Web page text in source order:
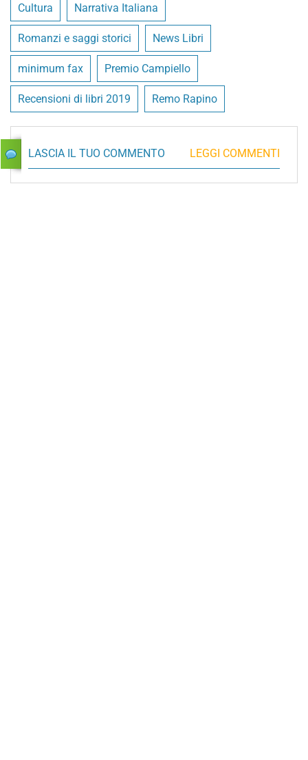
Cultura Narrativa Italiana
Romanzi e saggi storici News Libri
minimum fax Premio Campiello
Recensioni di libri 2019 Remo Rapino
LASCIA IL TUO COMMENTO LEGGI COMMENTI